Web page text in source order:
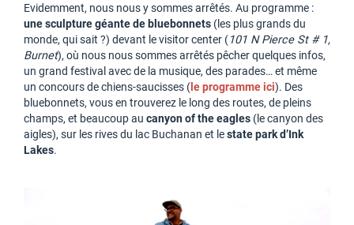
Evidemment, nous nous y sommes arrêtés. Au programme :
une sculpture géante de bluebonnets (les plus grands du
monde, qui sait ?) devant le visitor center (101 N Pierce St # 1,
Burnet), où nous nous sommes arrêtés pêcher quelques infos,
un grand festival avec de la musique, des parades… et même
un concours de chiens-saucisses ( le programme ici). Des
bluebonnets, vous en trouverez le long des routes, de pleins
champs, et beaucoup au canyon of the eagles (le canyon des
aigles), sur les rives du lac Buchanan et lestate park d’Ink
Lakes.